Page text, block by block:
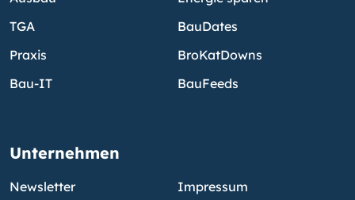
TGA
Praxis
Bau-IT
BauDates
BroKatDowns
BauFeeds
Unternehmen
Newsletter
Impressum